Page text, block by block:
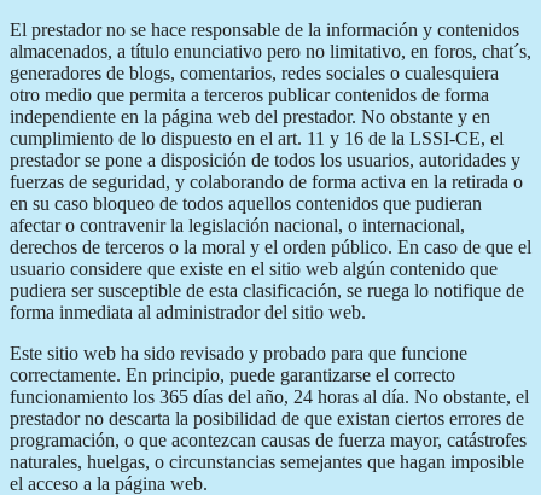
El prestador no se hace responsable de la información y contenidos
almacenados, a título enunciativo pero no limitativo, en foros, chat´s,
generadores de blogs, comentarios, redes sociales o cualesquiera
otro medio que permita a terceros publicar contenidos de forma
independiente en la página web del prestador. No obstante y en
cumplimiento de lo dispuesto en el art. 11 y 16 de la LSSI-CE, el
prestador se pone a disposición de todos los usuarios, autoridades y
fuerzas de seguridad, y colaborando de forma activa en la retirada o
en su caso bloqueo de todos aquellos contenidos que pudieran
afectar o contravenir la legislación nacional, o internacional,
derechos de terceros o la moral y el orden público. En caso de que el
usuario considere que existe en el sitio web algún contenido que
pudiera ser susceptible de esta clasificación, se ruega lo notifique de
forma inmediata al administrador del sitio web.
Este sitio web ha sido revisado y probado para que funcione
correctamente. En principio, puede garantizarse el correcto
funcionamiento los 365 días del año, 24 horas al día. No obstante, el
prestador no descarta la posibilidad de que existan ciertos errores de
programación, o que acontezcan causas de fuerza mayor, catástrofes
naturales, huelgas, o circunstancias semejantes que hagan imposible
el acceso a la página web.